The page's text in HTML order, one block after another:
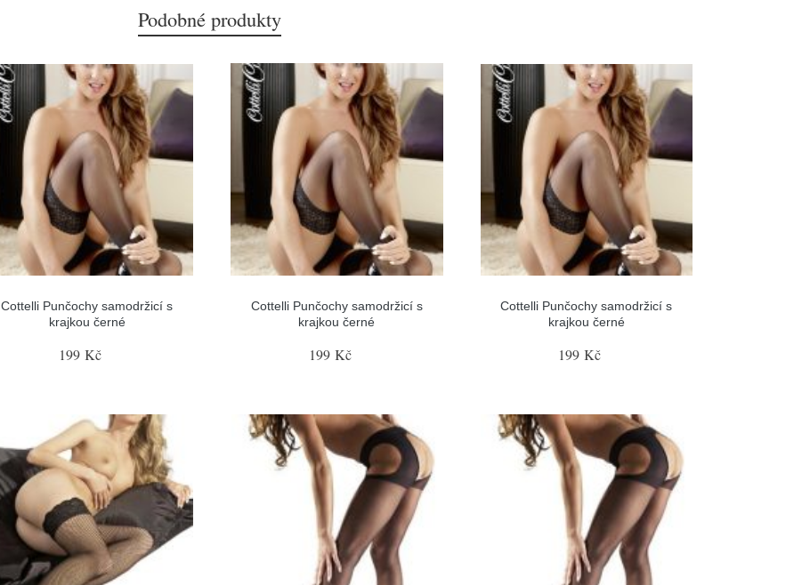
Podobné produkty
Cottelli Punčochy samodržicí s
krajkou černé
199 Kč
Cottelli Punčochy samodržicí s
krajkou černé
199 Kč
Cottelli Punčochy samodržicí s
krajkou černé
199 Kč